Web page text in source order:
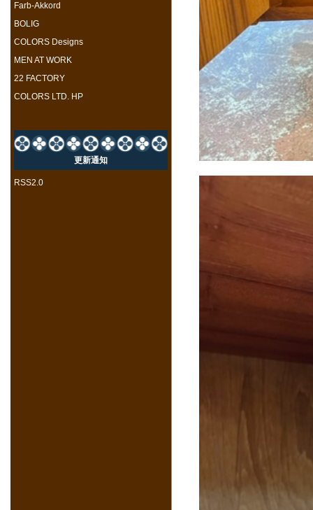
Farb-Akkord
BOLIG
COLORS Designs
MEN AT WORK
22 FACTORY
COLORS LTD. HP
更新通知
RSS2.0